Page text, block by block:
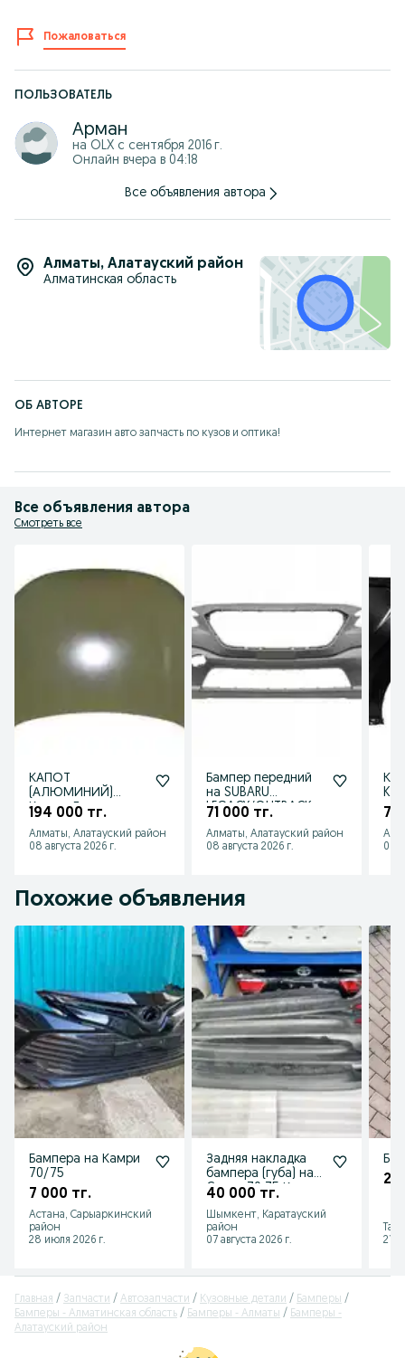
Пожаловаться
ПОЛЬЗОВАТЕЛЬ
Арман
на OLX с сентября 2016 г.
Онлайн вчера в 04:18
Все объявления автора
Алматы, Алатауский район
Алматинская область
ОБ АВТОРЕ
Интернет магазин авто запчасть по кузов и оптика!
Все объявления автора
Смотреть все
КАПОТ
(АЛЮМИНИЙ)
Крыло Дверь на
194 000 тг.
Алматы, Алатауский район
08 августа 2026 г.
Бампер передний
на SUBARU
LEGACY/OUTBACK
71 000 тг.
Алматы, Алатауский район
08 августа 2026 г.
Kia
70
08
Похожие объявления
Бампера на Камри
70/75
7 000 тг.
Астана, Сарыаркинский
район
28 июля 2026 г.
Задняя накладка
бампера (губа) на
Camry 70 75 Камри
40 000 тг.
Шымкент, Каратауский
район
07 августа 2026 г.
20
21
Главная Запчасти Автозапчасти Кузовные детали
Бамперы
Бамперы - Алматинская область
Бамперы - Алматы
Бамперы -
Алатауский район